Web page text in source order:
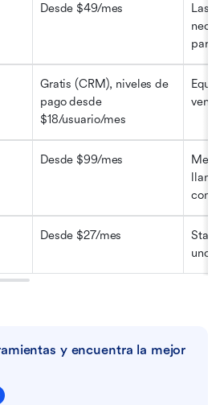
Desde $49/mes
Las
para
Gratis (CRM), niveles de
pago desde
$18/usuario/mes
Desde $99/mes
Desde $27/mes
uno
y encuentra la mejor